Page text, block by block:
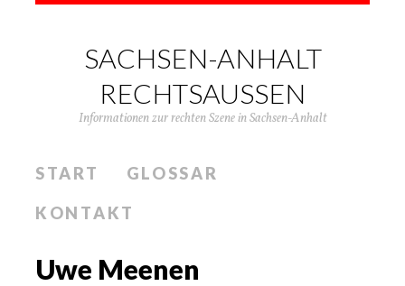
SACHSEN-ANHALT
RECHTSAUSSEN
Informationen zur rechten Szene in Sachsen-Anhalt
START
GLOSSAR
KONTAKT
Uwe Meenen